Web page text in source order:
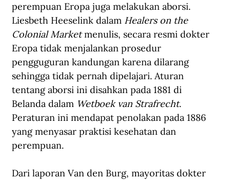
perempuan Eropa juga melakukan aborsi.
Liesbeth Heeselink dalam Healers on the
Colonial Market menulis, secara resmi dokter
Eropa tidak menjalankan prosedur
pengguguran kandungan karena dilarang
sehingga tidak pernah dipelajari. Aturan
tentang aborsi ini disahkan pada 1881 di
Belanda dalam Wetboek van Strafrecht.
Peraturan ini mendapat penolakan pada 1886
yang menyasar praktisi kesehatan dan
perempuan.
Dari laporan Van den Burg, mayoritas dokter